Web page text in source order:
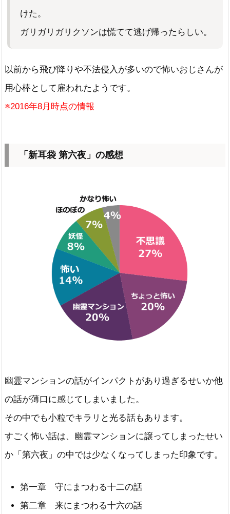
けた。
ガリガリガリクソンは慌てて逃げ帰ったらしい。
以前から飛び降りや不法侵入が多いので怖いおじさんが
用心棒として雇われたようです。
※2016年8月時点の情報
「新耳袋 第六夜」の感想
幽霊マンションの話がインパクトがあり過ぎるせいか他
の話が薄口に感じてしまいました。
その中でも小粒でキラリと光る話もあります。
すごく怖い話は、幽霊マンションに譲ってしまったせい
か「第六夜」の中では少なくなってしまった印象です。
第一章 守にまつわる十二の話
第二章 来にまつわる十六の話